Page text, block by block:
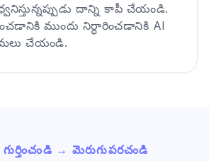
దాన్ని కాపీ చేయండి.
ముందు నిర్ధారించడానికి AI
చేయండి.
→ మెరుగుపరచండి